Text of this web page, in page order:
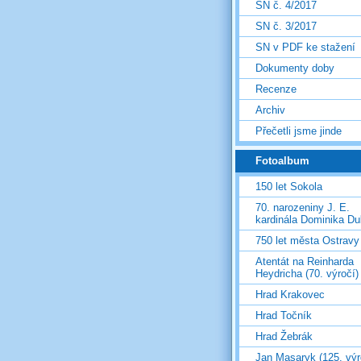
SN č. 4/2017
SN č. 3/2017
SN v PDF ke stažení
Dokumenty doby
Recenze
Archiv
Přečetli jsme jinde
Fotoalbum
150 let Sokola
70. narozeniny J. E.
kardinála Dominika
750 let města Ostravy
Atentát na Reinharda
Heydricha (70. výročí)
Hrad Krakovec
Hrad Točník
Hrad Žebrák
Jan Masaryk (125.